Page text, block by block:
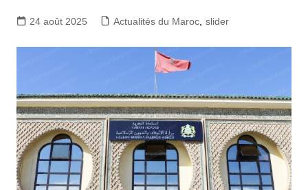
24 août 2025 Actualités du Maroc, slider